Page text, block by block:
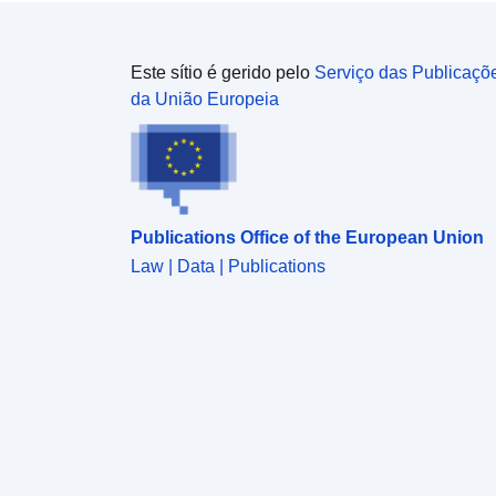
Este sítio é gerido pelo Serviço das
da União Europeia
Publications Office of the European Union
Law | Data | Publications